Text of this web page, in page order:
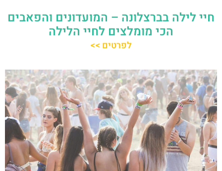
חיי לילה בברצלונה – המועדונים והפאבים
הכי מומלצים לחיי הלילה
לפרטים >>